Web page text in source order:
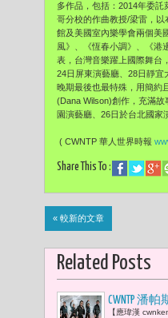
多作品，包括：2014年委
哥分校的作曲教授/梁雷，
館及美國室內樂學會兩個美
風》、《恆春小調》、《港
表，台灣音樂躍上國際舞台
24日屏東演藝廳、28日靜
晚期最後也最特殊，用簡約
(Dana Wilson)創作，充滿
園演藝廳、26日於台北國
( CWNTP 華人世界時報
Share This To :
« 較新的文章
Related Posts
CWNTP 潘
【應瑋漢